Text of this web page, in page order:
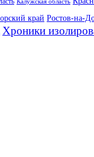
край Ростов-на-
Хроники